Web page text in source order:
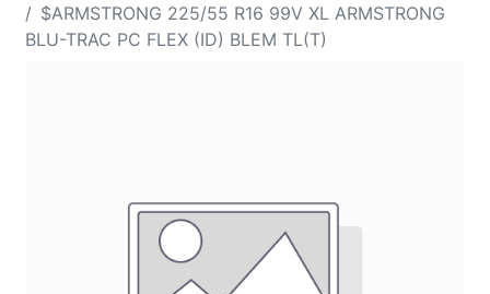
$ARMSTRONG 225/55 R16 99V XL ARMSTRONG
BLU-TRAC PC FLEX (ID) BLEM TL(T)